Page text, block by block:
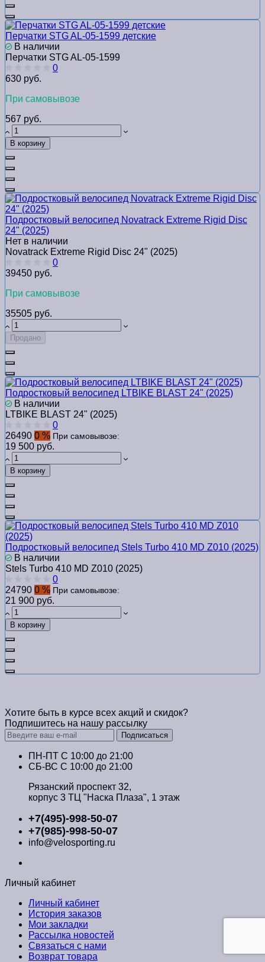
Перчатки STG AL-05-1599 детские
В наличии
Перчатки STG AL-05-1599
0
630 руб.
При самовывозе
567 руб.
В корзину
Подростковый велосипед Novatrack Extreme Rigid Disc
24" (2025)
Нет в наличии
Novatrack Extreme Rigid Disc 24" (2025)
0
39450 руб.
При самовывозе
35505 руб.
Продано
Подростковый велосипед LTBIKE BLAST 24" (2025)
В наличии
LTBIKE BLAST 24" (2025)
0
26490 0 % При самовывозе:
19 500 руб.
В корзину
Подростковый велосипед Stels Turbo 410 MD Z010 (2025)
В наличии
Stels Turbo 410 MD Z010 (2025)
0
24790 0 % При самовывозе:
21 900 руб.
В корзину
Хотите быть в курсе всех акций и скидок?
Подпишитесь на нашу рассылку
Подписаться
ПН-ПТ C 10:00 до 21:00
СБ-ВС С 10:00 до 21:00
Рязанский проспект 32,
корпус 3 ТЦ "Наска Плаза", 1 этаж
+7(495)-998-50-07
+7(985)-998-50-07
info@velosporting.ru
Личный кабинет
Личный кабинет
История заказов
Мои закладки
Рассылка новостей
Связаться с нами
Возврат товара